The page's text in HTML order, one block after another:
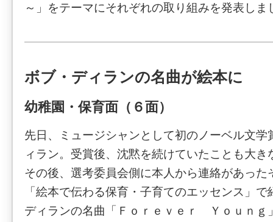
～」をテーマにそれぞれの取り組みを発表しま
ボブ・ディランの名曲が絵本に
幼稚園・保育面（６面）
先日、ミュージシャンとして初のノーベル文学
ィラン。受賞後、沈黙を続けていたことも大
その後、選考委員会側に本人から連絡があっ
「絵本で伝わる保育・子育てのエッセンス」
ディランの名曲「Ｆｏｒｅｖｅｒ Ｙｏｕｎｇ